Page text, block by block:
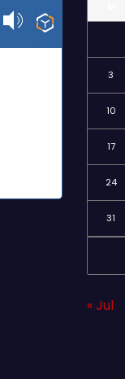
3
10
17
24
31
« Jul